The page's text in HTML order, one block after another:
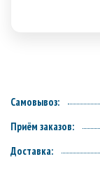
Самовывоз:
Приём заказов:
Доставка: